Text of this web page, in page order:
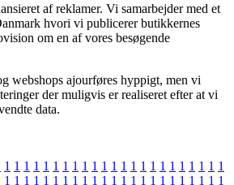
af reklamer. Vi samarbejder med et
hvori vi publicerer butikkernes
om en af vores besøgende
webshops ajourføres hyppigt, men vi
der muligvis er realiseret efter at vi
data.
1 1 1 1 1 1 1 1 1 1 1 1 1 1 1 1 1 1 1 1 1 1 1
1 1 1 1 1 1 1 1 1 1 1 1 1 1 1 1 1 1 1 1 1 1 1